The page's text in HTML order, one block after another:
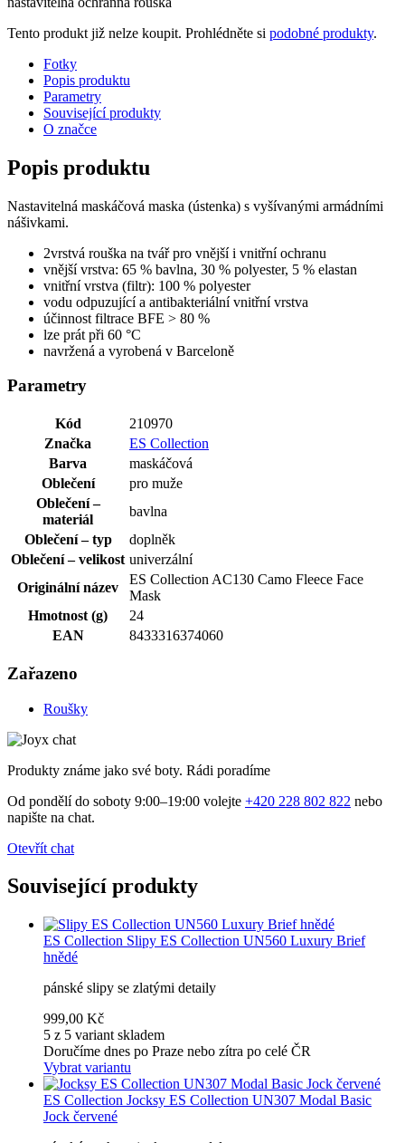
Tento produkt již nelze koupit. Prohlédněte si podobné produkty.
Fotky
Popis produktu
Parametry
Související produkty
O značce
Popis produktu
Nastavitelná maskáčová maska (ústenka) s vyšívanými armádními
nášivkami.
2vrstvá rouška na tvář pro vnější i vnitřní ochranu
vnější vrstva: 65 % bavlna, 30 % polyester, 5 % elastan
vnitřní vrstva (filtr): 100 % polyester
vodu odpuzující a antibakteriální vnitřní vrstva
účinnost filtrace BFE > 80 %
lze prát při 60 °C
navržená a vyrobená v Barceloně
Parametry
Kód
210970
Značka
ES Collection
Barva
maskáčová
Oblečení
pro muže
Oblečení –
materiál
bavlna
Oblečení – typ
doplněk
Oblečení – velikost univerzální
Originální název
ES Collection AC130 Camo Fleece Face
Mask
Hmotnost (g)
24
EAN
8433316374060
Zařazeno
Roušky
Produkty známe jako své boty. Rádi poradíme
Od pondělí do soboty 9:00–19:00 volejte +420 228 802 822 nebo
napište na chat.
Otevřít chat
Související produkty
ES Collection Slipy ES Collection UN560 Luxury Brief
hnědé
pánské slipy se zlatými detaily
999,00 Kč
5 z 5 variant skladem
Doručíme dnes po Praze nebo zítra po celé ČR
Vybrat variantu
ES Collection Jocksy ES Collection UN307 Modal Basic
Jock červené